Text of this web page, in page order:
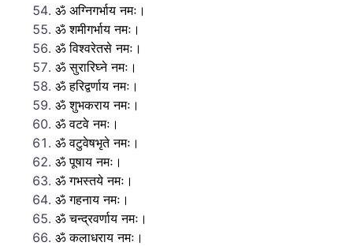
ॐ अग्निगर्भाय नमः।
ॐ शमीगर्भाय नमः।
ॐ विश्वरेतसे नमः।
ॐ सुरारिघ्ने नमः।
ॐ हरिद्वर्णाय नमः।
ॐ शुभकराय नमः।
ॐ वटवे नमः।
ॐ वटुवेषभृते नमः।
ॐ पूषाय नमः।
ॐ गभस्तये नमः।
ॐ गहनाय नमः।
ॐ चन्द्रवर्णाय नमः।
ॐ कलाधराय नमः।